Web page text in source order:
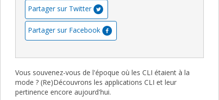
Partager sur Twitter
Partager sur Facebook
Vous souvenez-vous de l'époque où les CLI étaient à la
mode ? (Re)Découvrons les applications CLI et leur
pertinence encore aujourd'hui.